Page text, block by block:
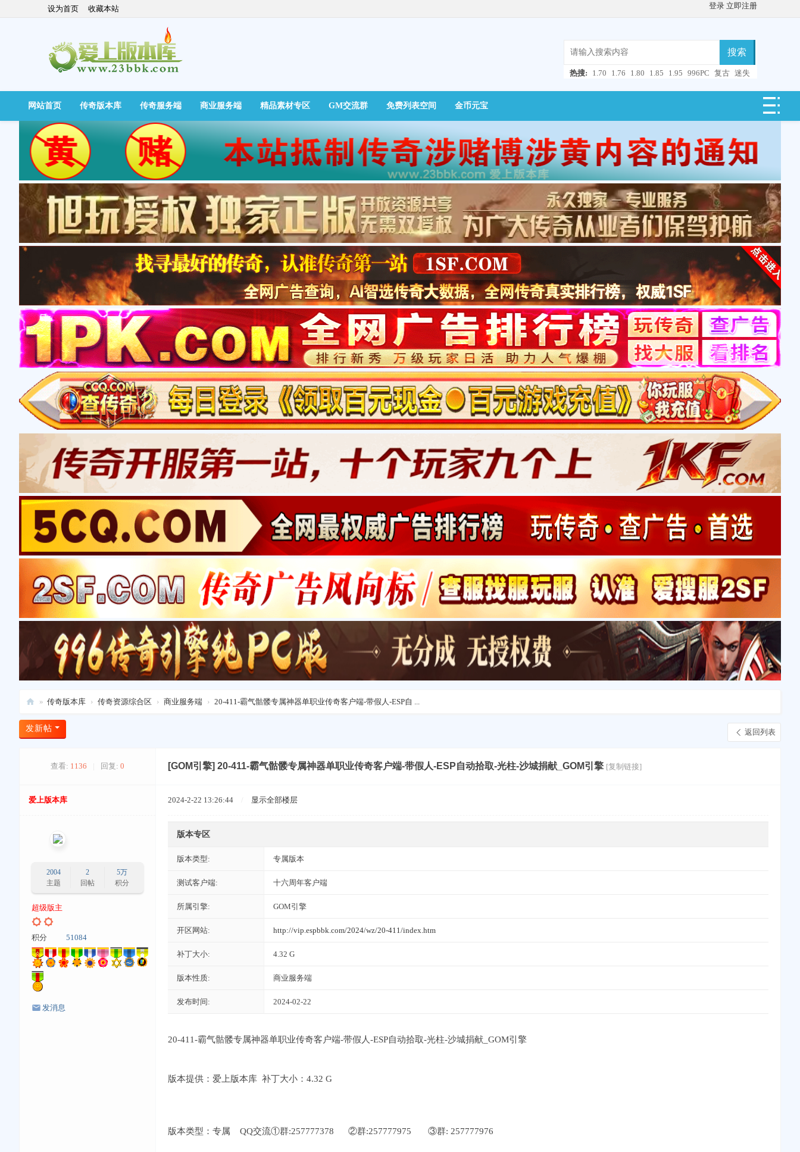
设为首页 收藏本站 登录 立即注册
搜索
热搜: 1.70 1.76 1.80 1.85 1.95 996PC 复古 迷失
快捷导航
网站首页 传奇版本库 传奇服务端 商业服务端 精品素材专区 GM交流群 免费列表空间 金币元宝
爱
上
» 传奇版本库 › 传奇资源综合区 › 商业服务端 › 20-411-霸气骷髅专属神器单职业传奇客户端-带假人-ESP自 ...
返回列表
发新帖
查看: 1136 回复: 0 [GOM引擎] 20-411-霸气骷髅专属神器单职业传奇客户端-带假人-ESP自动拾取-光柱-沙城捐献_GOM引擎 [复制链接]
爱上版本库
2004
主题
2
回帖
5万
积分
超级版主
积分 51084
发消息
2024-2-22 13:26:44 显示全部楼层
版本专区
版本类型: 专属版本
测试客户端: 十六周年客户端
所属引擎: GOM引擎
开区网站: http://vip.espbbk.com/2024/wz/20-411/index.htm
补丁大小: 4.32 G
版本性质: 商业服务端
发布时间: 2024-02-22
20-411-霸气骷髅专属神器单职业传奇客户端-带假人-ESP自动拾取-光柱-沙城捐献_GOM引擎
版本提供：爱上版本库 补丁大小：4.32 G
版本类型：专属 QQ交流①群:257777378 ②群:257777975 ③群: 257777976